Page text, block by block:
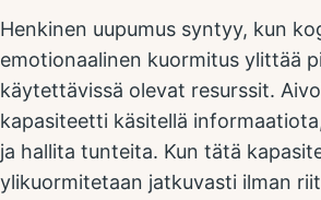
Henkinen uupumus syntyy, kun
emotionaalinen kuormitus ylittää
käytettävissä olevat resurssit.
kapasiteetti käsitellä
ja hallita tunteita. Kun tätä
ylikuormitetaan jatkuvasti ilman